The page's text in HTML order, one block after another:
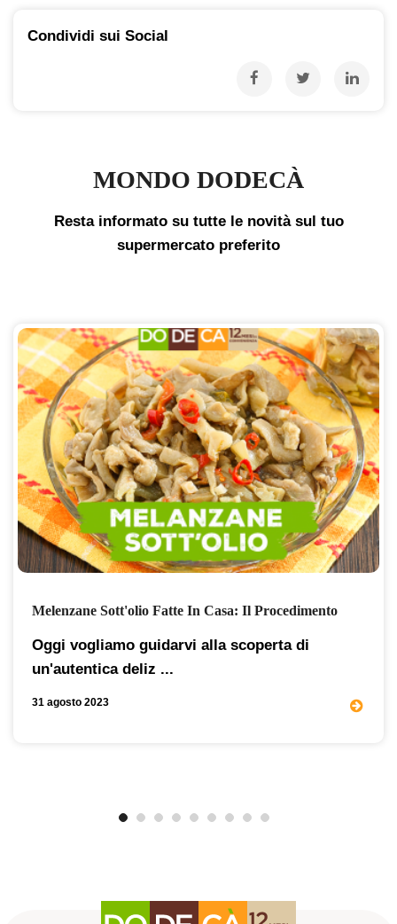
Condividi sui Social
MONDO DODECÀ
Resta informato su tutte le novità sul tuo
supermercato preferito
Melenzane Sott'olio Fatte In Casa: Il Procedimento
Oggi vogliamo guidarvi alla scoperta di
un'autentica deliz ...
31 agosto 2023